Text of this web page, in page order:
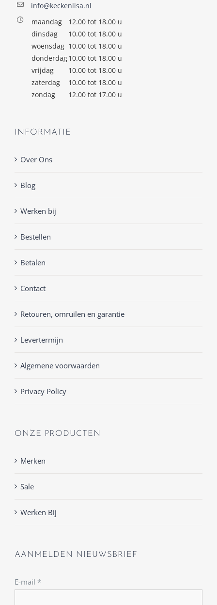
info@keckenlisa.nl
maandag
12.00 tot 18.00 u
dinsdag
10.00 tot 18.00 u
woensdag 10.00 tot 18.00 u
donderdag10.00 tot 18.00 u
vrijdag
10.00 tot 18.00 u
zaterdag
10.00 tot 18.00 u
zondag
12.00 tot 17.00 u
INFORMATIE
Over Ons
Blog
Werken bij
Bestellen
Betalen
Contact
Retouren, omruilen en garantie
Levertermijn
Algemene voorwaarden
Privacy Policy
ONZE PRODUCTEN
Merken
Sale
Werken Bij
AANMELDEN NIEUWSBRIEF
E-mail *